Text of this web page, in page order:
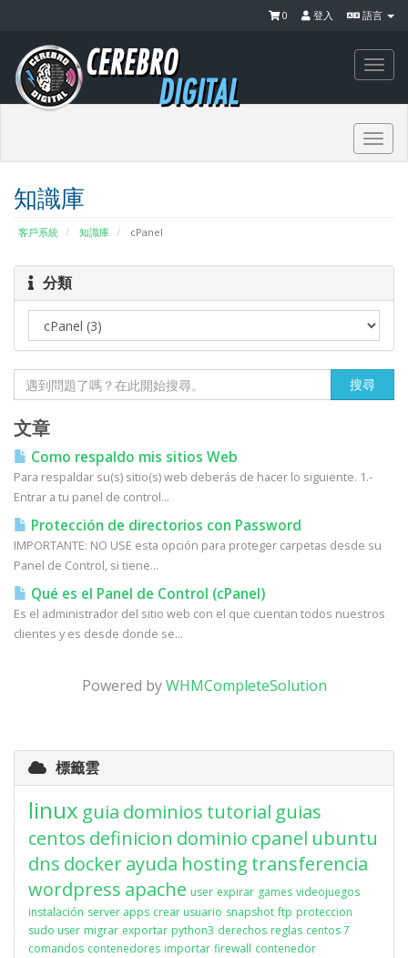
語言
登入
0
知識庫
客戶系統 知識庫 cPanel
分類
文章
Como respaldo mis sitios Web
Para respaldar su(s) sitio(s) web deberás de hacer lo siguiente. 1.-
Entrar a tu panel de control...
Protección de directorios con Password
IMPORTANTE: NO USE esta opción para proteger carpetas desde su
Panel de Control, si tiene...
Qué es el Panel de Control (cPanel)
Es el administrador del sitio web con el que cuentan todos nuestros
clientes y es desde donde se...
Powered byWHMCompleteSolution
標籤雲
linux guia dominios tutorial guias
centos definicion dominio cpanel ubuntu
dns dockerayuda hosting transferencia
wordpress apache user expirar games videojuegos
instalación server apps crear usuario snapshot ftp proteccion
sudo user migrar exportar python3 derechos reglas centos 7
comandos contenedores importar firewall contenedor